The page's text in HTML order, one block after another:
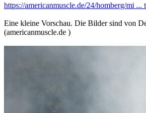
https://americanmuscle.de/24/homberg/mi ...
Eine kleine Vorschau. Die Bilder sind von
(americanmuscle.de )